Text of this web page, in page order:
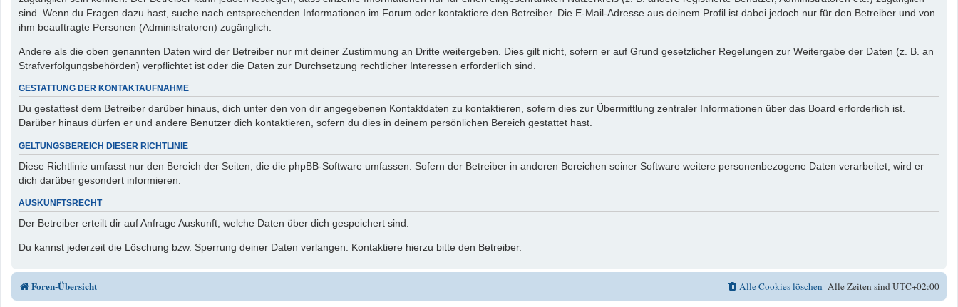
sind. Wenn du Fragen dazu hast, suche nach entsprechenden Informationen im Forum oder kontaktiere den Betreiber. Die E-Mail-Adresse aus deinem Profil ist dabei jedoch nur für den Betreiber und von
ihm beauftragte Personen (Administratoren) zugänglich.
Andere als die oben genannten Daten wird der Betreiber nur mit deiner Zustimmung an Dritte weitergeben. Dies gilt nicht, sofern er auf Grund gesetzlicher Regelungen zur Weitergabe der Daten (z. B. an
Strafverfolgungsbehörden) verpflichtet ist oder die Daten zur Durchsetzung rechtlicher Interessen erforderlich sind.
GESTATTUNG DER KONTAKTAUFNAHME
Du gestattest dem Betreiber darüber hinaus, dich unter den von dir angegebenen Kontaktdaten zu kontaktieren, sofern dies zur Übermittlung zentraler Informationen über das Board erforderlich ist.
Darüber hinaus dürfen er und andere Benutzer dich kontaktieren, sofern du dies in deinem persönlichen Bereich gestattet hast.
GELTUNGSBEREICH DIESER RICHTLINIE
Diese Richtlinie umfasst nur den Bereich der Seiten, die die phpBB-Software umfassen. Sofern der Betreiber in anderen Bereichen seiner Software weitere personenbezogene Daten verarbeitet, wird er
dich darüber gesondert informieren.
AUSKUNFTSRECHT
Der Betreiber erteilt dir auf Anfrage Auskunft, welche Daten über dich gespeichert sind.
Du kannst jederzeit die Löschung bzw. Sperrung deiner Daten verlangen. Kontaktiere hierzu bitte den Betreiber.
Foren-Übersicht Alle Zeiten sindUTC+02:00
Alle Cookies löschen